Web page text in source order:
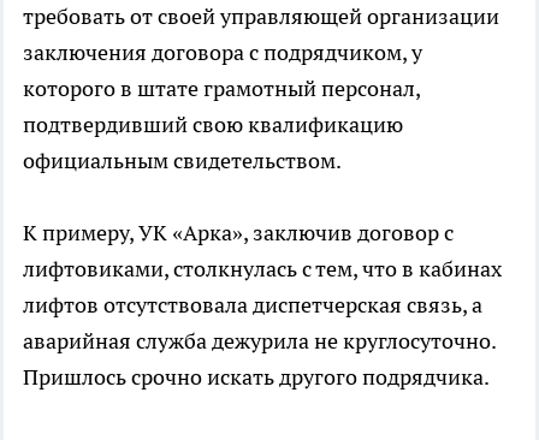
требовать от своей управляющей организации
заключения договора с подрядчиком, у
которого в штате грамотный персонал,
подтвердивший свою квалификацию
официальным свидетельством.
К примеру, УК «Арка», заключив договор с
лифтовиками, столкнулась с тем, что в кабинах
лифтов отсутствовала диспетчерская связь, а
аварийная служба дежурила не круглосуточно.
Пришлось срочно искать другого подрядчика.